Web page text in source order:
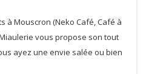
à Mouscron (Neko Café, Café à
vous propose son tout
ayez une envie salée ou bien